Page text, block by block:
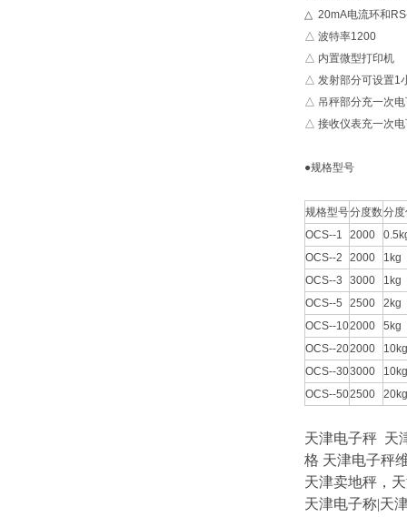
△ 20mA电流环和
△ 波特率1200
△ 内置微型打印机
△ 发射部分可设置1
△ 吊秤部分充一次
△ 接收仪表充一次
●规格型号
规格型号分度数分
OCS--1
2000
OCS--2
2000
1kg
OCS--3
3000
1kg
OCS--5
2500
2kg
OCS--102000
5kg
OCS--202000
10kg
OCS--303000
10kg
OCS--502500 20kg
天津电子秤 天
格 天津电子秤
天津卖地秤，
天津电子称|天